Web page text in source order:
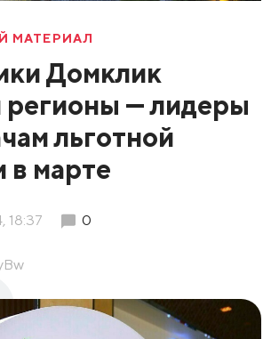
МАТЕРИАЛ
Домклик
регионы — лидеры
льготной
в марте
18:37 0